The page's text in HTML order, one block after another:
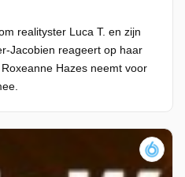
realityster Luca T. en zijn
Jacobien reageert op haar
Hazes neemt voor